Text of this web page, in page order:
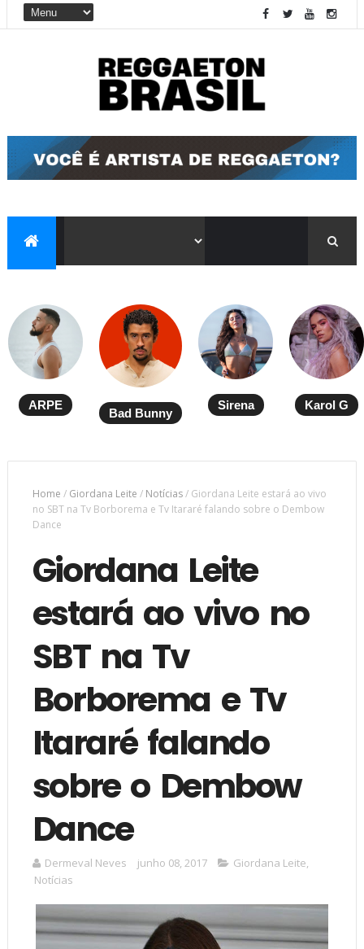
ARPE
Bad Bunny
Sirena Karol G
Home / Giordana Leite / Notícias/ Giordana Leite estará ao vivo
no SBT na Tv Borborema e Tv Itararé falando sobre o Dembow
Dance
Giordana Leite
estará ao vivo no
SBT na Tv
Borborema e Tv
Itararé falando
sobre o Dembow
Dance
Dermeval Neves junho 08, 2017 Giordana Leite,
Notícias